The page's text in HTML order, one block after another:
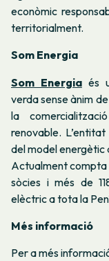
econòmic
territorialment.
Som Energia
Som Energiaés
verda sense ànim
la
renovable.
del model energètic
Actualment
sòcies i més de
elèctric a tota la
Més informació
Per a més